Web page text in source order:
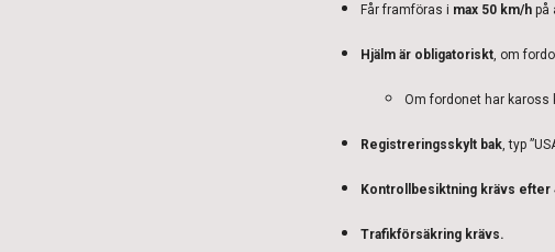
Får framföras i max 50 km/h på
Hjälm är obligatoriskt, om
Om fordonet har kaross
Registreringsskylt bak, typ
Kontrollbesiktning krävs efter
Trafikförsäkring krävs.